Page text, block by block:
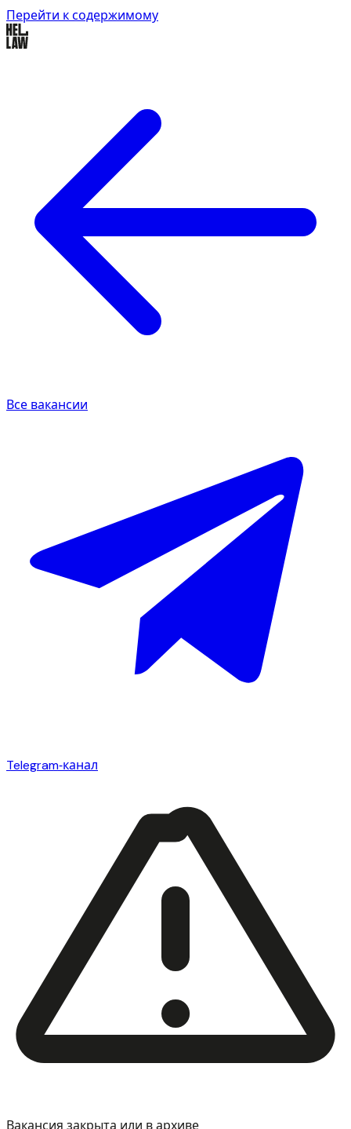
Перейти к содержимому
Все вакансии
Telegram‑канал
Вакансия закрыта или в архиве